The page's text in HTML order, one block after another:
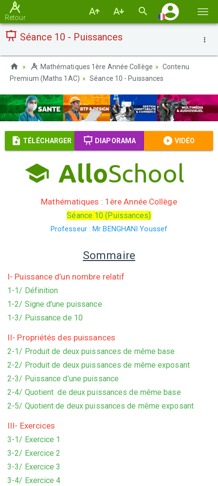
la
Retour
Séance 10 - Puissances
Mathématiques 1ère Année Collège
Contenu
Premium (Maths 1AC)
Séance 10 - Puissances
TÉLÉCHARGER DIAPORAMA VIDÉO
Mathématiques : 1ère Année Collège
Séance 10 (Puissances)
Professeur : Mr BENGHANI Youssef
Sommaire
I- Puissance d’un nombre relatif
1-1/ Définition
1-2/ Signe d’une puissance
1-3/ Puissance de 10
II- Propriétés des puissances
2-1/ Produit de deux puissances de même base
2-2/ Produit de deux puissances de même exposant
2-3/ Puissance d’une puissance
2-4/ Quotient de deux puissances de même base
2-5/ Quotient de deux puissances de même exposant
III- Exercices
3-1/ Exercice 1
3-2/ Exercice 2
3-3/ Exercice 3
3-4/ Exercice 4